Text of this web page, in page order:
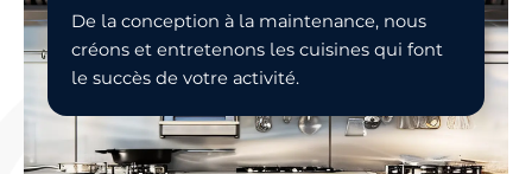
De la conception à la maintenance, nous
créons et entretenons les cuisines qui font
le succès de votre activité.